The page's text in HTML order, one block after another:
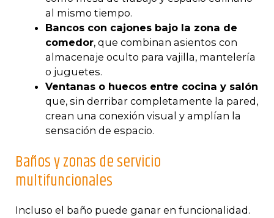
al mismo tiempo.
Bancos con cajones bajo la zona de
comedor, que combinan asientos con
almacenaje oculto para vajilla, mantelería
o juguetes.
Ventanas o huecos entre cocina y salón
que, sin derribar completamente la pared,
crean una conexión visual y amplían la
sensación de espacio.
Baños y zonas de servicio
multifuncionales
Incluso el baño puede ganar en funcionalidad.